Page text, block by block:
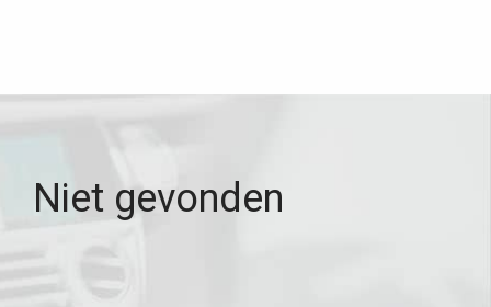
Niet gevonden